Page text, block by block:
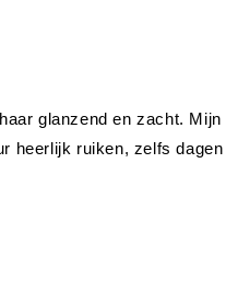
glanzend en zacht. Mijn
heerlijk ruiken, zelfs dagen